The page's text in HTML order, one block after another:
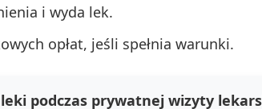
i wyda lek.
opłat, jeśli spełnia warunki.
podczas prywatnej wizyty